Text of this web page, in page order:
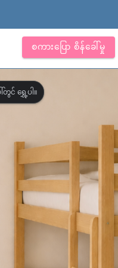
စကားပြော စိန်ခေါ်မှု
င် ရွှေ့ပါ။